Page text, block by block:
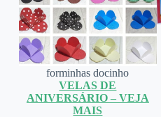
forminhas docinho
VELAS DE
ANIVERSÁRIO – VEJA
MAIS